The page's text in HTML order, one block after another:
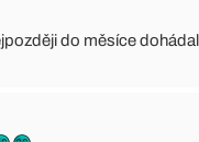
do měsíce dohádal